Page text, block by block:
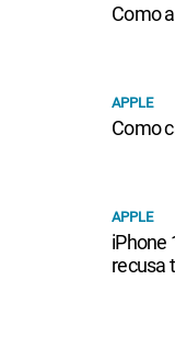
Como
APPLE
Como
APPLE
iPhone
recusa